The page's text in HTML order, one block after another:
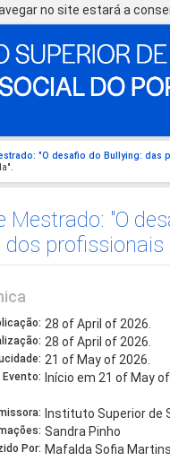
no site estará a
"O desafio do Bullying:
Mestrado: "O
dos profissionais
28 of April of 2026.
28 of April of 2026.
21 of May of 2026.
Evento: Início em 21 of May
Instituto Superior de
Sandra Pinho
Por: Mafalda Sofia